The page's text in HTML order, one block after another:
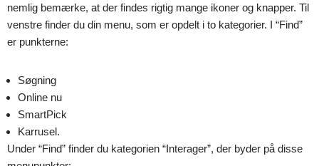
nemlig bemærke, at der findes rigtig mange ikoner og knapper. Til
venstre finder du din menu, som er opdelt i to kategorier. I “Find”
er punkterne:
Søgning
Online nu
SmartPick
Karrusel.
Under “Find” finder du kategorien “Interager”, der byder på disse